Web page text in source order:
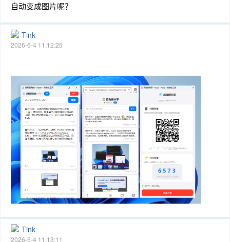
自动变成图片呢？
Tink
2026-6-4 11:12:25
Tink
2026-6-4 11:13:11